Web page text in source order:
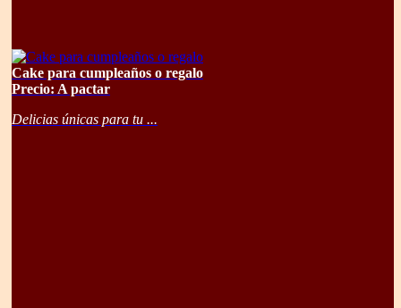
Cake para cumpleaños o regalo
Precio: A pactar
Delicias únicas para tu ...